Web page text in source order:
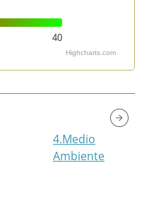
40
Highcharts.com
4.Medio
Ambiente